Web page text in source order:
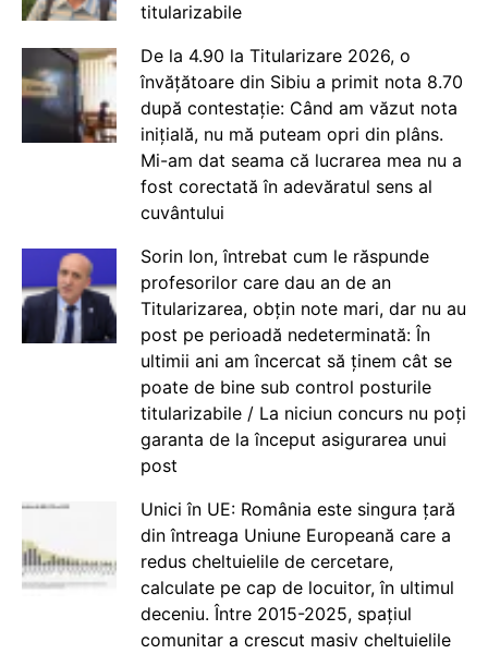
titularizabile
De la 4.90 la Titularizare 2026, o
învățătoare din Sibiu a primit nota 8.70
după contestație: Când am văzut nota
inițială, nu mă puteam opri din plâns.
Mi-am dat seama că lucrarea mea nu a
fost corectată în adevăratul sens al
cuvântului
Sorin Ion, întrebat cum le răspunde
profesorilor care dau an de an
Titularizarea, obțin note mari, dar nu au
post pe perioadă nedeterminată: În
ultimii ani am încercat să ținem cât se
poate de bine sub control posturile
titularizabile / La niciun concurs nu poți
garanta de la început asigurarea unui
post
Unici în UE: România este singura țară
din întreaga Uniune Europeană care a
redus cheltuielile de cercetare,
calculate pe cap de locuitor, în ultimul
deceniu. Între 2015-2025, spațiul
comunitar a crescut masiv cheltuielile